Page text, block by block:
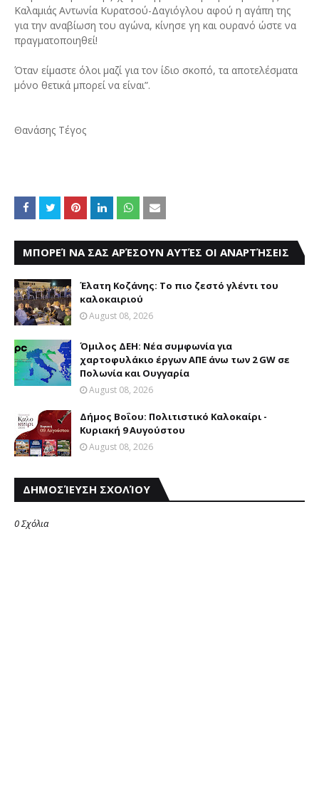
Καλαμιάς Αντωνία Κυρατσού-Δαγιόγλου αφού η αγάπη της
για την αναβίωση του αγώνα, κίνησε γη και ουρανό ώστε να
πραγματοποιηθεί!
Όταν είμαστε όλοι μαζί για τον ίδιο σκοπό, τα αποτελέσματα
μόνο θετικά μπορεί να είναι”.
Θανάσης Τέγος
ΜΠΟΡΕΊ ΝΑ ΣΑΣ ΑΡΈΣΟΥΝ ΑΥΤΈΣ ΟΙ ΑΝΑΡΤΉΣΕΙΣ
Έλατη Κοζάνης: Το πιο ζεστό γλέντι του
καλοκαιριού
August 08, 2026
Όμιλος ΔΕΗ: Νέα συμφωνία για
χαρτοφυλάκιο έργων ΑΠΕ άνω των 2 GW σε
Πολωνία και Ουγγαρία
August 08, 2026
Δήμος Βοΐου: Πολιτιστικό Καλοκαίρι -
Κυριακή 9 Αυγούστου
August 08, 2026
ΔΗΜΟΣΊΕΥΣΗ ΣΧΟΛΊΟΥ
0 Σχόλια